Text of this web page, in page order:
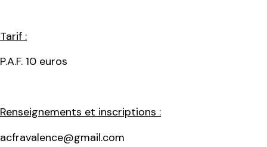
Tarif :
P.A.F. 10 euros
Renseignements et inscriptions :
acfravalence@gmail.com